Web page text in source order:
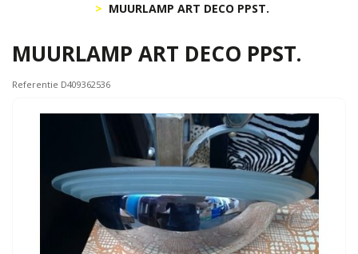
MUURLAMP ART DECO PPST.
MUURLAMP ART DECO PPST.
Referentie D409362536